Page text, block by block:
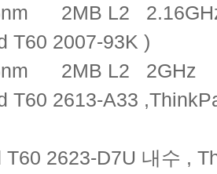
2MB L2
T60 2007-93K )
2MB L2
2613-A33
2623-D7U 내수 ,